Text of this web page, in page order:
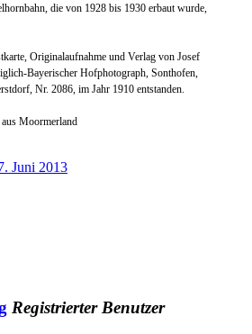
die von 1928 bis 1930 erbaut wurde,
Originalaufnahme und Verlag von Josef
Bayerischer Hofphotograph, Sonthofen,
Nr. 2086, im Jahr 1910 entstanden.
Moormerland
Juni 2013
Registrierter Benutzer